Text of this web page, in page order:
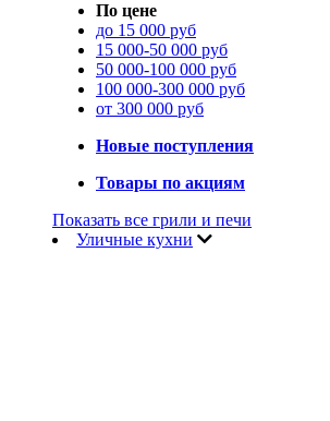
По цене
до 15 000 руб
15 000-50 000 руб
50 000-100 000 руб
100 000-300 000 руб
от 300 000 руб
Новые поступления
Товары по акциям
Показать все грили и печи
Уличные кухни